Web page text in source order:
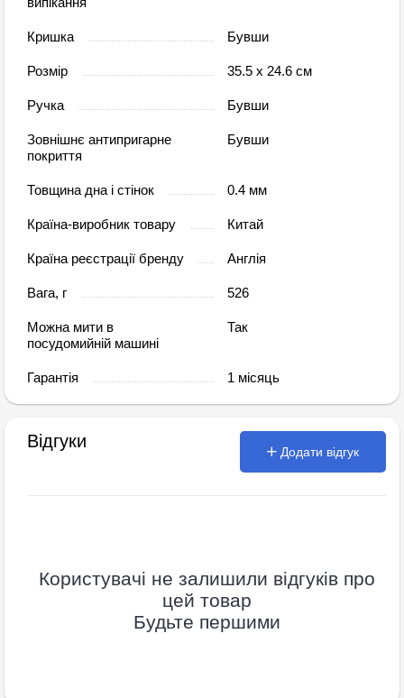
Кришка Бувши
Розмір 35.5 х 24.6 см
Ручка Бувши
Зовнішнє антипригарне
покриття
Бувши
Товщина дна і стінок 0.4 мм
Країна-виробник товару Китай
Країна реєстрації бренду Англія
Вага, г 526
Можна мити в
посудомийній машині
Так
Гарантія 1 місяць
Відгуки
Додати відгук
Користувачі не залишили відгуків про
цей товар
Будьте першими